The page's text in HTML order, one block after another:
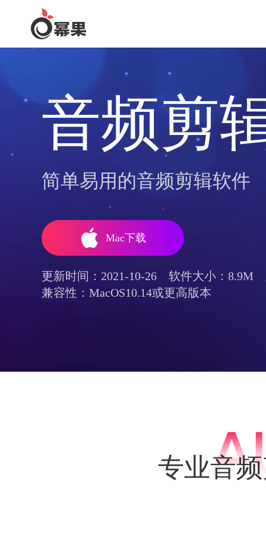
音频剪
简单易用的音频剪辑软件
Mac下载
更新时间：2021-10-26 软件大小：
兼容性：MacOS10.14或更高版本
专业音